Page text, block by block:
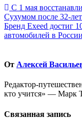
Навигация
по
записям
С 1 мая
Сухумом после 32-
Бренд Exeed достиг
автомобилей в России
От Алексей
Редактор-
кто учится» — Марк
Связанная запись